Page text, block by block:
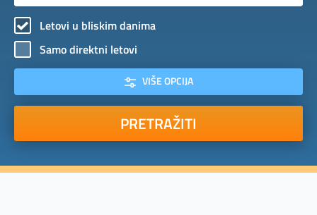
Letovi u bliskim danima
Samo direktni letovi
VIŠE OPCIJA
PRETRAŽITI